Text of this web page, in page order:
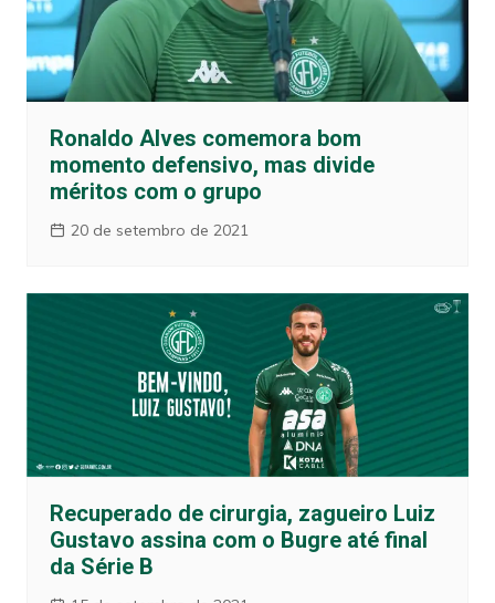
Ronaldo Alves comemora bom
momento defensivo, mas divide
méritos com o grupo
20 de setembro de 2021
Recuperado de cirurgia, zagueiro Luiz
Gustavo assina com o Bugre até final
da Série B